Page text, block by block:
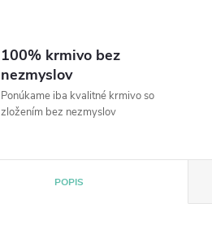
100% krmivo bez
nezmyslov
Ponúkame iba kvalitné krmivo so
zložením bez nezmyslov
POPIS